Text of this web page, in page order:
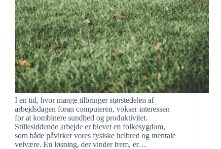
I en tid, hvor mange tilbringer størstedelen af
arbejdsdagen foran computeren, vokser interessen
for at kombinere sundhed og produktivitet.
Stillesiddende arbejde er blevet en folkesygdom,
som både påvirker vores fysiske helbred og mentale
velvære. En løsning, der vinder frem, er…